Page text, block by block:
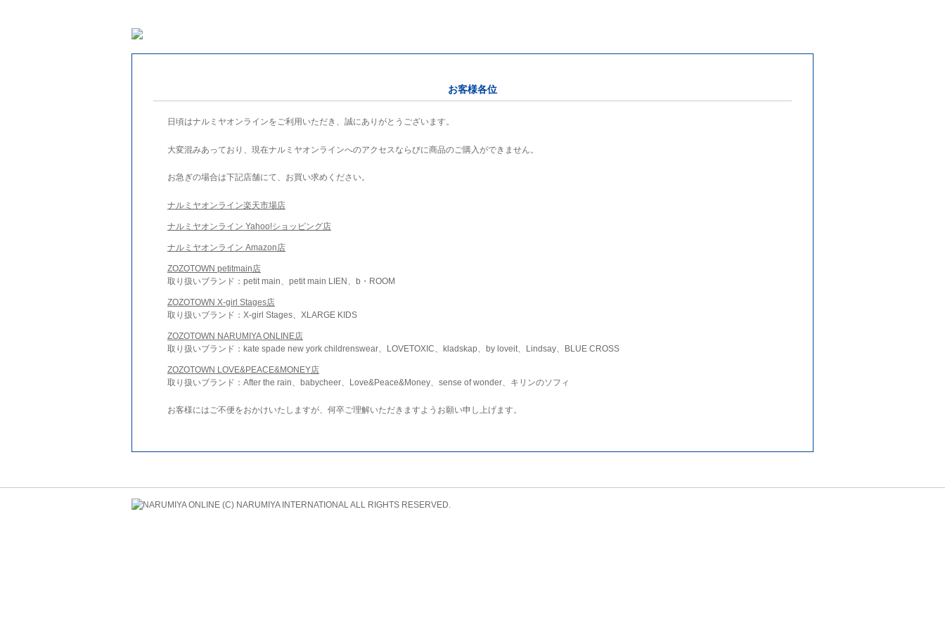
お客様各位
日頃はナルミヤオンラインをご利用いただき、誠にありがとうございます。
大変混みあっており、現在ナルミヤオンラインへのアクセスならびに商品のご購入ができません。
お急ぎの場合は下記店舗にて、お買い求めください。
ナルミヤオンライン楽天市場店
ナルミヤオンライン Yahoo!ショッピング店
ナルミヤオンライン Amazon店
ZOZOTOWN petitmain店
取り扱いブランド：petit main、petit main LIEN、b・ROOM
ZOZOTOWN X-girl Stages店
取り扱いブランド：X-girl Stages、XLARGE KIDS
ZOZOTOWN NARUMIYA ONLINE店
取り扱いブランド：kate spade new york childrenswear、LOVETOXIC、kladskap、by loveit、Lindsay、BLUE CROSS
ZOZOTOWN LOVE&PEACE&MONEY店
取り扱いブランド：After the rain、babycheer、Love&Peace&Money、sense of wonder、キリンのソフィ
お客様にはご不便をおかけいたしますが、何卒ご理解いただきますようお願い申し上げます。